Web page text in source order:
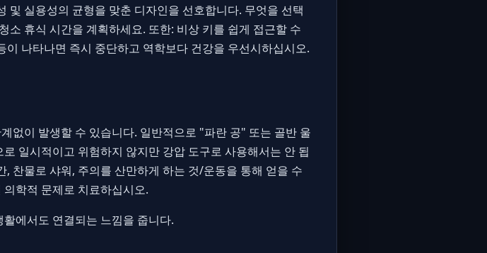
및 실용성의 균형을 맞춘 디자인을 선호합니다. 무엇을 선택
휴식 시간을 계획하세요. 또한: 비상 키를 쉽게 접근할 수
나타나면 즉시 중단하고 역학보다 건강을 우선시하십시오.
없이 발생할 수 있습니다. 일반적으로 "파란 공" 또는 골반 울
일시적이고 위험하지 않지만 강압 도구로 사용해서는 안 됩
찬물로 샤워, 주의를 산만하게 하는 것/운동을 통해 얻을 수
학적 문제로 치료하십시오.
에서도 연결되는 느낌을 줍니다.